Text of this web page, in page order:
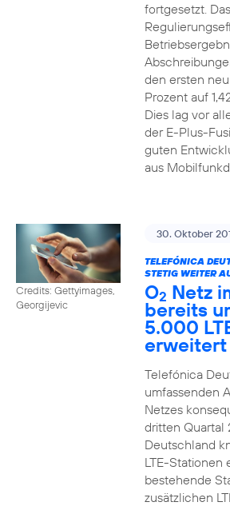
fortgesetzt.
den ersten
Prozent auf
Dies lag vor
der E-Plus-
guten
aus
Credits: Gettyimages,
Georgijevic
30. Oktober
TELEFÓNICA
STETIG WEITER
O2 Netz
bereits
5.000
erweitert
Telefónica
umfassenden
Netzes
dritten Quartal
Deutschland
LTE-Stationen
bestehende
zusätzlichen